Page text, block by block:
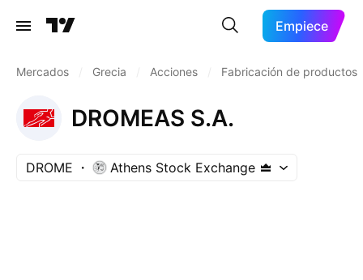
Empiece
Mercados Grecia Acciones Fabricación de productos
DROMEAS S.A.
DROME Athens Stock Exchange